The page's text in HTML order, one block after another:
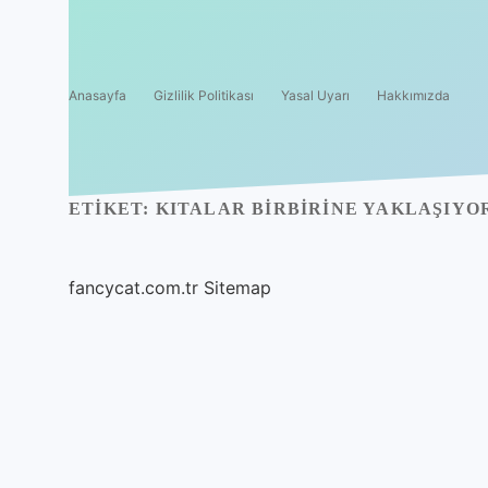
Anasayfa Gizlilik Politikası Yasal Uyarı Hakkımızda
ETIKET: KITALAR BIRBIRINE
fancycat.com.tr Sitemap